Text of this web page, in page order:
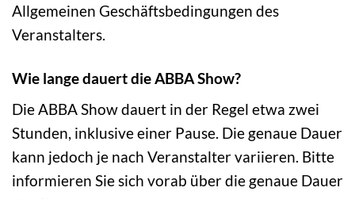
Allgemeinen Geschäftsbedingungen des
Veranstalters.
Wie lange dauert die ABBA Show?
Die ABBA Show dauert in der Regel etwa zwei
Stunden, inklusive einer Pause. Die genaue Dauer
kann jedoch je nach Veranstalter variieren. Bitte
informieren Sie sich vorab über die genaue Dauer